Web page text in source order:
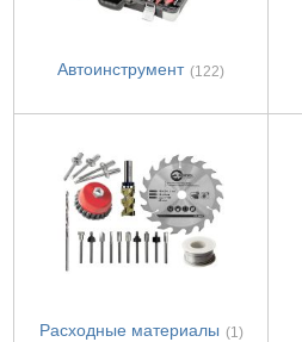
Автоинструмент (122)
Расходные материалы (1)